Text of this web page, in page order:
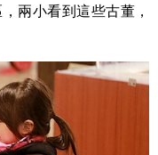
兩小看到這些古董，